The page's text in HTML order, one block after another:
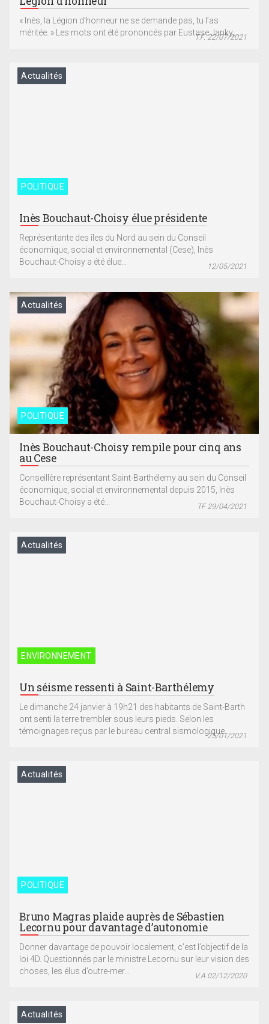
« Inès, la Légion d’honneur ne se demande pas, tu l’as
méritée. » Les mots ont été prononcés par Eustase Janky,...
T.F. 22/07/2021
POLITIQUE
Actualités
Inès Bouchaut-Choisy élue présidente
Représentante des îles du Nord au sein du Conseil
économique, social et environnemental (Cese), Inès
Bouchaut-Choisy a été élue...
12/05/2021
POLITIQUE
Actualités
Inès Bouchaut-Choisy rempile pour cinq ans
au Cese
Conseillère représentant Saint-Barthélemy au sein du Conseil
économique, social et environnemental depuis 2015, Inès
Bouchaut-Choisy a été...
TF 29/04/2021
ENVIRONNEMENT
Actualités
Un séisme ressenti à Saint-Barthélemy
Le dimanche 24 janvier à 19h21 des habitants de Saint-Barth
ont senti la terre trembler sous leurs pieds. Selon les
témoignages reçus par le bureau central sismologique...
25/01/2021
POLITIQUE
Actualités
Bruno Magras plaide auprès de Sébastien
Lecornu pour davantage d’autonomie
Donner davantage de pouvoir localement, c’est l’objectif de la
loi 4D. Questionnés par le ministre Lecornu sur leur vision des
choses, les élus d’outre-mer...
V.A 02/12/2020
Actualités